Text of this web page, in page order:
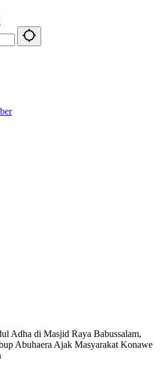
Adha di Masjid Raya Babussalam,
Abuhaera Ajak Masyarakat Konawe